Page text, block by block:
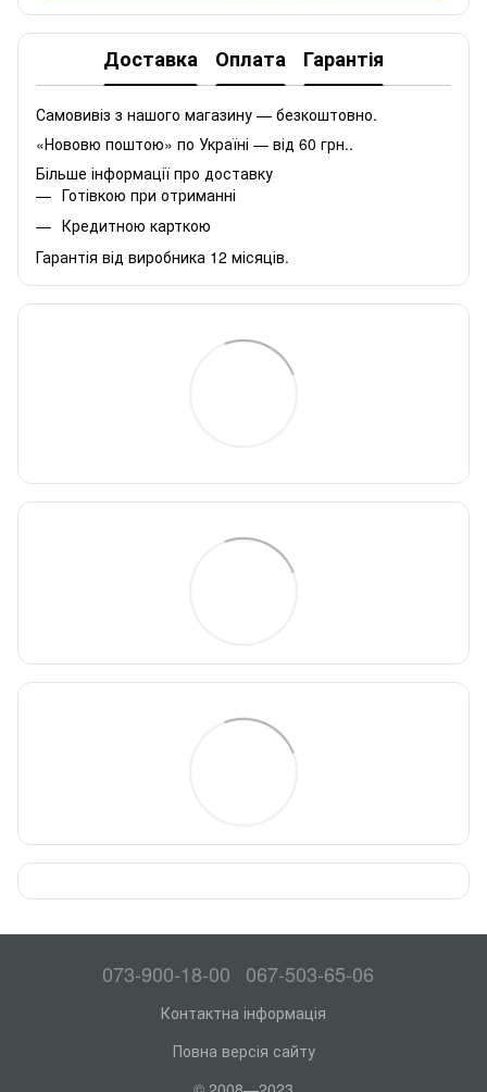
Доставка Оплата Гарантія
Самовивіз з нашого магазину — безкоштовно.
«Нововю поштою» по Україні — від 60 грн..
Більше інформації про доставку
Готівкою при отриманні
Кредитною карткою
Гарантія від виробника 12 місяців.
073-900-18-00 067-503-65-06
Контактна інформація
Повна версія сайту